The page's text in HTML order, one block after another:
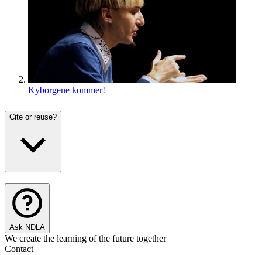
Kyborgene kommer!
Cite or reuse?
Ask NDLA
We create the learning of the future together
Contact